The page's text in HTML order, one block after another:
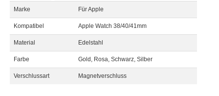
Marke Für Apple
Kompatibel Apple Watch 38/40/41mm
Material Edelstahl
Farbe Gold, Rosa, Schwarz, Silber
Verschlussart Magnetverschluss